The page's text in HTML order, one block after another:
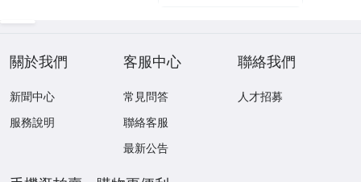
關於我們
新聞中心
服務說明
客服中心
常見問答
聯絡客服
最新公告
聯絡我們
人才招募